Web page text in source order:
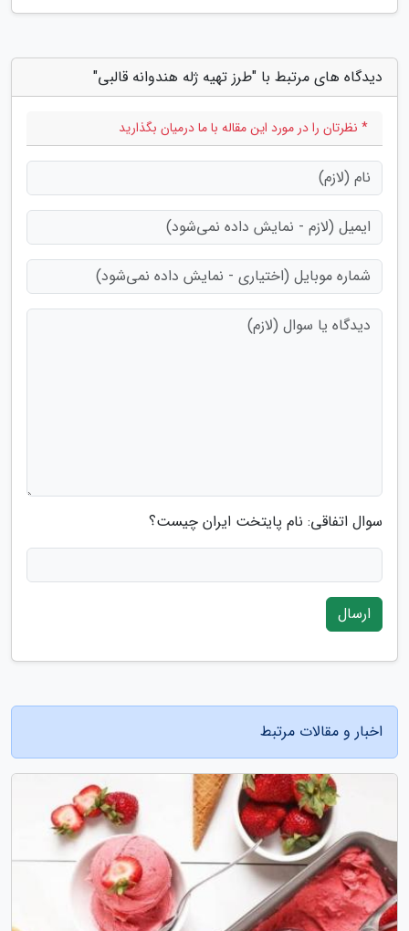
دیدگاه های مرتبط با "طرز تهیه ژله هندوانه قالبی"
* نظرتان را در مورد این مقاله با ما درمیان بگذارید
سوال اتفاقی: نام پایتخت ایران چیست؟
ارسال
اخبار و مقالات مرتبط